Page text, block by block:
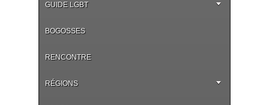
GUIDE LGBT
BOGOSSES
RENCONTRE
RÉGIONS